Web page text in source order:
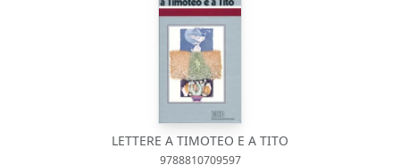
LETTERE A TIMOTEO E A TITO
9788810709597